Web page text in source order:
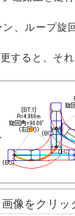
ン、ループ
更すると、そ
画像をクリ